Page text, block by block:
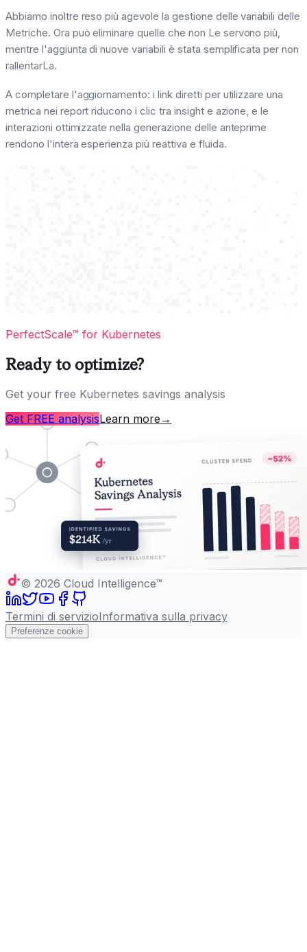
Abbiamo inoltre reso più agevole la gestione delle variabili delle
Metriche. Ora può eliminare quelle che non Le servono più,
mentre l'aggiunta di nuove variabili è stata semplificata per non
rallentarLa.
A completare l'aggiornamento: i link diretti per utilizzare una
metrica nei report riducono i clic tra insight e azione, e le
interazioni ottimizzate nella generazione delle anteprime
rendono l'intera esperienza più reattiva e fluida.
PerfectScale™ for Kubernetes
Ready to optimize?
Get your free Kubernetes savings analysis
Get FREE analysisLearn more →
© 2026 Cloud Intelligence™
Termini di servizioInformativa sulla privacy
Preferenze cookie